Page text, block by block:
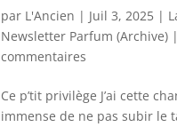
par L'Ancien | Juil 3, 2025|
Newsletter Parfum (Archive)|
commentaires
Ce p’tit privilège J’ai cette
immense de ne pas subir le